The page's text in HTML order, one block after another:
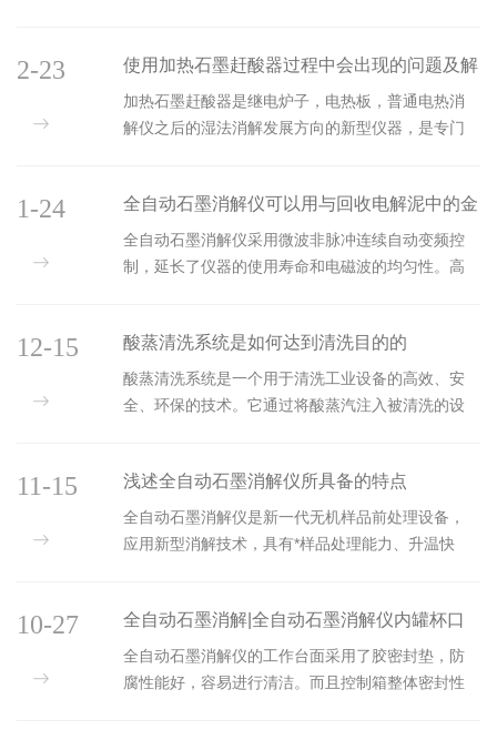
贮体小，则热惯性小，因此热得快、烹调或加热速
度快，热效率也高，使用者耗用的电能反而降低...
通过将待清洗的零件放置在封闭的清洗室中，加热
含有酸的水溶液，在一定的压力下产生蒸汽，使蒸
汽在零件表面附着并吸收表面污垢。清洗后，再使
要由以下几个部分组成：清洗室、加热器、泵、管
道、控制系统和废气处理系统等。1、清洗室...
使用加热石墨赶酸器过程中会出现的问题及解
决方法分享
加热石墨赶酸器是继电炉子，电热板，普通电热消
解仪之后的湿法消解发展方向的新型仪器，是专门
统，可实现在无人值守的情况下，自动连续处理72
个样品。由于采用了高精度PI测温元件和先进控温技
术。因而其温度精度可达到O．2℃．由于采用了现
现实。经验证的成熟消解方法可随时存储和调用、
实时显示温度曲线等功能也给用户带来...
2-23
全自动石墨消解仪可以用与回收电解泥中的金
属
全自动石墨消解仪采用微波非脉冲连续自动变频控
制，延长了仪器的使用寿命和电磁波的均匀性。高
环绕立体均匀加热，样品各部位受热均匀，大程度
上防止了热量的损失，消除了同一样品不同部位的
温度差。全自动石墨消解仪可以用来回收电解泥中
杂质和待精炼的金属组成。电解泥中通过会富含矿
石、精矿或熔剂中大部分的贵金属和某些稀散...
1-24
酸蒸清洗系统是如何达到清洗目的的
酸蒸清洗系统是一个用于清洗工业设备的高效、安
全、环保的技术。它通过将酸蒸汽注入被清洗的设
高效：可以在较短的时间内完成对设备的清洗，大
大节约了清洗时间，提高了工作效率。2、安全：在
全自动控制下进行清洗，避免了操作人员直接接触
环境的污染。4、耐腐蚀：采用高强度、耐腐蚀的材
料制造，在长期使用过程中也不易损坏...
12-15
浅述全自动石墨消解仪所具备的特点
全自动石墨消解仪是新一代无机样品前处理设备，
应用新型消解技术，具有*样品处理能力、升温快
法大大减少，减少消解过程中的污染。同时也可用
于微波消解的预处理和赶酸处理，是原子吸收、原
子荧光、ICP-AES等分析仪器的理想配套产品。今天
11-15
全自动石墨消解|全自动石墨消解仪内罐杯口
变形处理方案
全自动石墨消解仪的工作台面采用了胶密封垫，防
腐性能好，容易进行清洁。而且控制箱整体密封性
10-27